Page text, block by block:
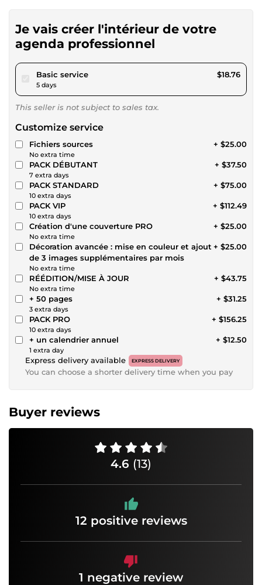
Je vais créer l'intérieur de votre
agenda professionnel
Basic servicepour $17.28
5 days
$18.76
This seller is not subject to sales tax.
Customize service
Fichiers sources
No extra time
+ $25.00
PACK DÉBUTANT
7 extra days
+ $37.50
PACK STANDARD
10 extra days
+ $75.00
PACK VIP
10 extra days
+ $112.49
Création d'une couverture PRO
No extra time
+ $25.00
Décoration avancée : mise en couleur et ajout
de 3 images supplémentaires par mois
No extra time
+ $25.00
RÉÉDITION/MISE À JOUR
No extra time
+ $43.75
+ 50 pages
3 extra days
+ $31.25
PACK PRO
10 extra days
+ $156.25
+ un calendrier annuel
1 extra day
+ $12.50
Express delivery available EXPRESS DELIVERY
You can choose a shorter delivery time when you pay
Buyer reviews
4.6 (13)
12 positive reviews
1 negative review